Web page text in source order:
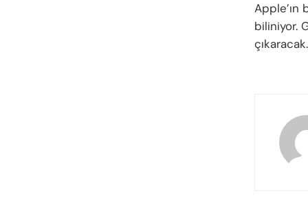
biliniyor.
çıkaracak.